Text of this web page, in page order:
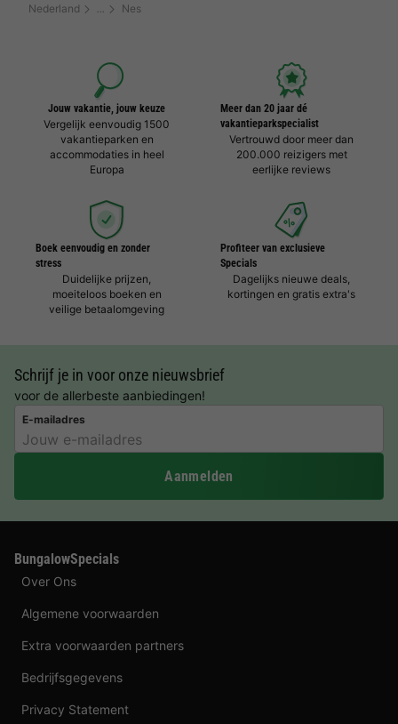
Nederland Nes
Jouw vakantie, jouw keuze
Vergelijk eenvoudig 1500
vakantieparken en
accommodaties in heel
Europa
Meer dan 20 jaar dé
vakantieparkspecialist
Vertrouwd door meer dan
200.000 reizigers met
eerlijke reviews
Boek eenvoudig en zonder
stress
Duidelijke prijzen,
moeiteloos boeken en
veilige betaalomgeving
Profiteer van exclusieve
Specials
Dagelijks nieuwe deals,
kortingen en gratis extra's
Schrijf je in voor onze nieuwsbrief
voor de allerbeste aanbiedingen!
E-mailadres
Aanmelden
BungalowSpecials
Over Ons
Algemene voorwaarden
Extra voorwaarden partners
Bedrijfsgegevens
Privacy Statement